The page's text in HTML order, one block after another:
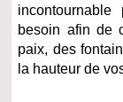
besoin afin de
paix, des
la hauteur de